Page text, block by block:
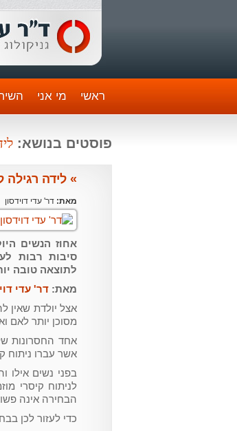
ראשי מי אני
פוסטים בנושא:
» לידה
מאת: דר' עדי דוידסון
סיבות רבות
לתוצאה טובה
מאת: דר' עדי
אצל יולדת שאין
מסוכן יותר לאם
אחד החסרונות
אשר עברו ניתוח
בפני נשים אילו
לניתוח קיסרי
הבחירה אינה
כדי לעזור לכן